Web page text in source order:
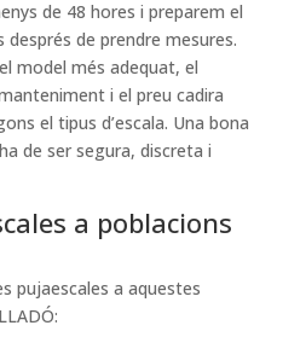
de 48 hores i preparem el
de prendre mesures.
model més adequat, el
i el preu cadira
el tipus d’escala. Una bona
de ser segura, discreta i
a poblacions
pujaescales a aquestes